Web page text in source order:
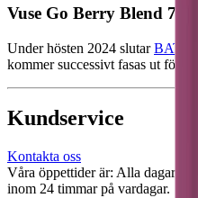
Vuse Go Berry Blend
Under hösten 2024 slutarBAT
kommer successivt fasas ut för
Kundservice
Kontakta oss
Våra öppettider är: Alla dagar
inom 24 timmar på vardagar.